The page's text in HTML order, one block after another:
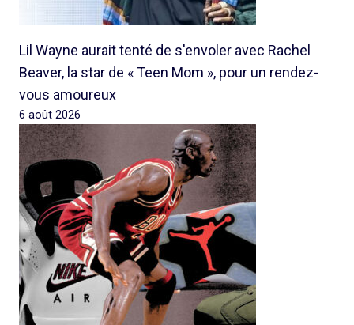
Lil Wayne aurait tenté de s'envoler avec Rachel
Beaver, la star de « Teen Mom », pour un rendez-
vous amoureux
6 août 2026